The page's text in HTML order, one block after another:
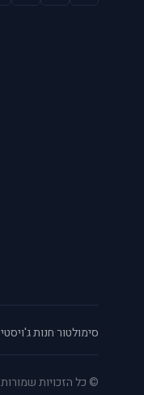
סימולטור·חנות
© כל הזכויות שמורות לאתר